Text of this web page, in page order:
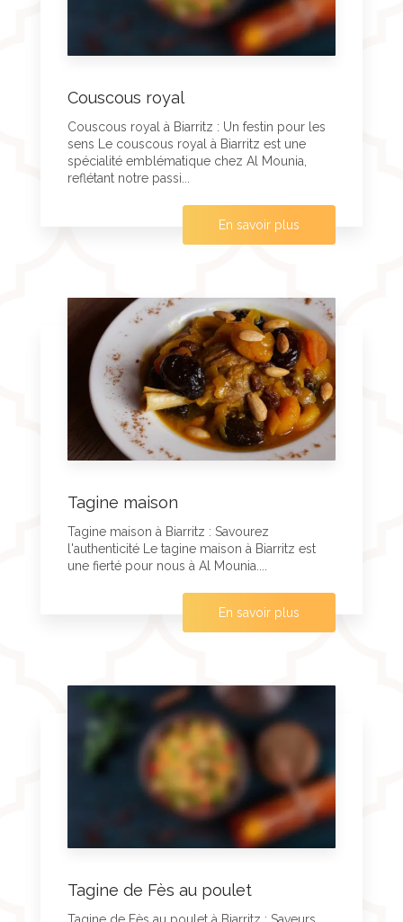
Couscous royal
Couscous royal à Biarritz : Un festin pour les
sens Le couscous royal à Biarritz est une
spécialité emblématique chez Al Mounia,
reflétant notre passi...
En savoir plus
Tagine maison
Tagine maison à Biarritz : Savourez
l'authenticité Le tagine maison à Biarritz est
une fierté pour nous à Al Mounia....
En savoir plus
Tagine de Fès au poulet
Tagine de Fès au poulet à Biarritz : Saveurs